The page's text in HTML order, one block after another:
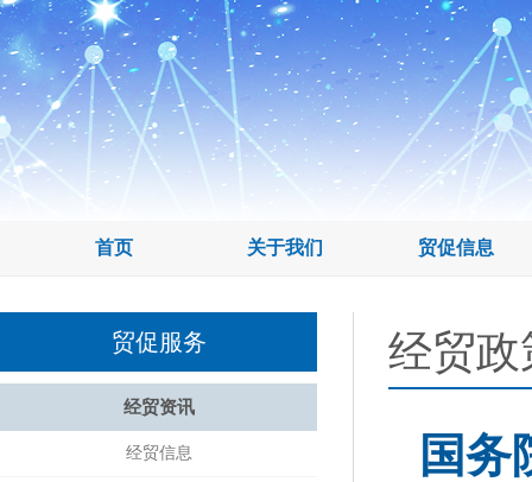
首页 关于我们 贸促信息
贸促服务
经贸资讯
经贸信息
经贸政
国务